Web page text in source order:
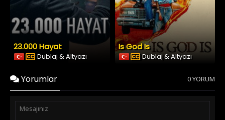
23.000 Hayat
Dublaj & Altyazı
Is God Is
Dublaj & Altyazı
Yorumlar 0 YORUM